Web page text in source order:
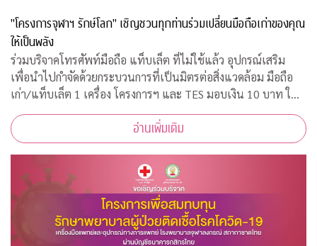
"โครงการจุฬาฯ รักษ์โลก" เชิญชวนทุกท่านร่วมเปลี่ยนมือถือเก่าของคุณ
ให้เป็นพลัง
ร่วมบริจาคโทรศัพท์มือถือ แท็บเล็ต ที่ไม่ใช้แล้ว อุปกรณ์เสริม
เพื่อนำไปกำจัดด้วยกระบวนการที่เป็นมิตรต่อสิ่งแวดล้อม มือถือ
เก่า/แท็บเล็ต 1 เครื่อง โครงการฯ และ TES มอบเงิน 10 บาท ให้
กับ "กองทุนภูมิคุ้มกันบำบัดมะเร็งจุฬาฯ"
อ่านเพิ่มเติม